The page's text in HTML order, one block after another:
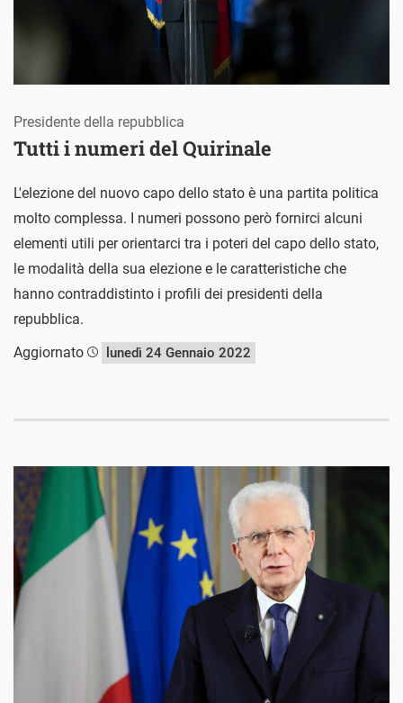
Tutti i numeri del Quirinale
Presidente della repubblica
L'elezione del nuovo capo dello stato è una partita politica
molto complessa. I numeri possono però fornirci alcuni
elementi utili per orientarci tra i poteri del capo dello stato,
le modalità della sua elezione e le caratteristiche che
hanno contraddistinto i profili dei presidenti della
repubblica.
Aggiornato
lunedì 24 Gennaio 2022